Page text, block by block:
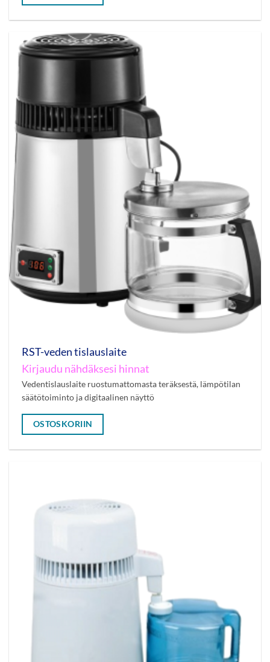
RST-veden tislauslaite
Kirjaudu nähdäksesi hinnat
Vedentislauslaite ruostumattomasta teräksestä, lämpötilan
säätötoiminto ja digitaalinen näyttö
OSTOSKORIIN